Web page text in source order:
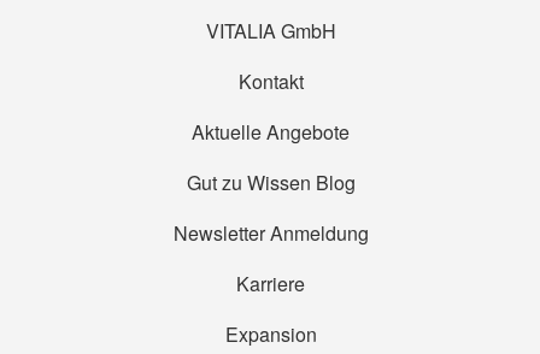
VITALIA GmbH
Kontakt
Aktuelle Angebote
Gut zu Wissen Blog
Newsletter Anmeldung
Karriere
Expansion